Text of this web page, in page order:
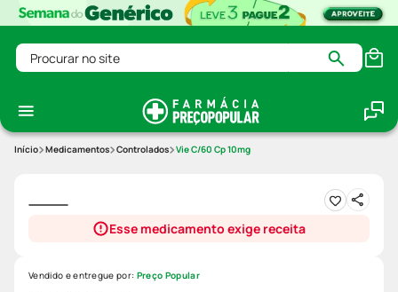
Procurar no site
Medicamentos Controlados Vie C/60 Cp 10mg
Esse medicamento exige receita
Vendido e entregue por: Preço Popular